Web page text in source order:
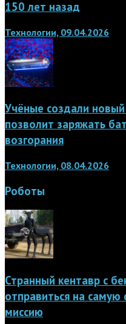
150 лет назад
Технологии, 09.04.2026
Учёные создали
позволит заряжать
возгорания
Технологии, 08.04.2026
Роботы
Странный кентавр с
отправиться на
миссию